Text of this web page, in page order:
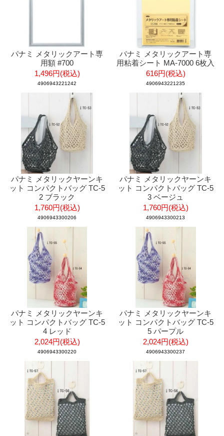
パナミ メタリックアート専
用額 #700
1,496円(税込)
4906943221242
パナミ メタリックアート専
用粘着シート MA-7000 6枚入
616円(税込)
4906943221235
パナミ メタリックヤーンキ
ット コンパクトバッグ TC-5
2 ブラック
1,760円(税込)
4906943300206
パナミ メタリックヤーンキ
ット コンパクトバッグ TC-5
3 ベージュ
1,760円(税込)
4906943300213
パナミ メタリックヤーンキ
ット コンパクトバッグ TC-5
4 レッド
2,024円(税込)
4906943300220
パナミ メタリックヤーンキ
ット コンパクトバッグ TC-5
5 パープル
2,024円(税込)
4906943300237